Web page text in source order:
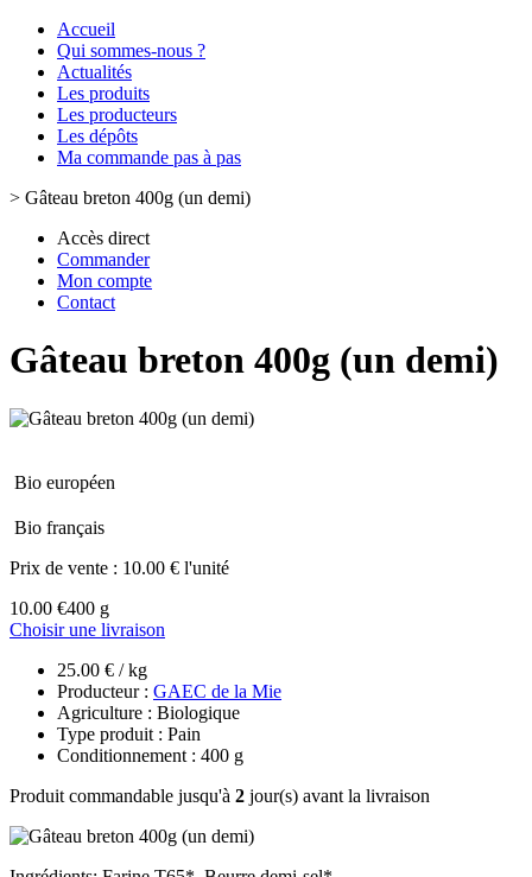
Accueil
Qui sommes-nous ?
Actualités
Les produits
Les producteurs
Les dépôts
Ma commande pas à pas
> Gâteau breton 400g (un demi)
Accès direct
Commander
Mon compte
Contact
Gâteau breton 400g (un demi)
Bio européen
Bio français
Prix de vente : 10.00 € l'unité
10.00 €400 g
Choisir une livraison
25.00 € / kg
Producteur : GAEC de la Mie
Agriculture : Biologique
Type produit : Pain
Conditionnement : 400 g
Produit commandable jusqu'à 2 jour(s) avant la livraison